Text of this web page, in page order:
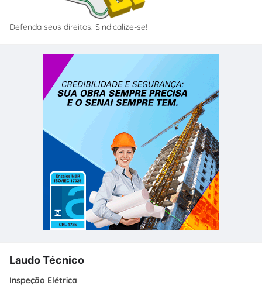
Defenda seus direitos. Sindicalize-se!
Laudo Técnico
Inspeção Elétrica